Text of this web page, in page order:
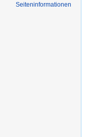
Seiten­informationen